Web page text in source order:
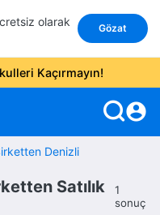
olarak
Gözat
Kaçırmayın!
account_circle
Denizli
Satılık
1
sonuç